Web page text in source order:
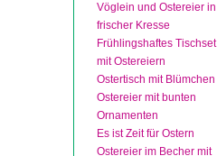
Vöglein und Ostereier in
frischer Kresse
Frühlingshaftes Tischset
mit Ostereiern
Ostertisch mit Blümchen
Ostereier mit bunten
Ornamenten
Es ist Zeit für Ostern
Ostereier im Becher mit